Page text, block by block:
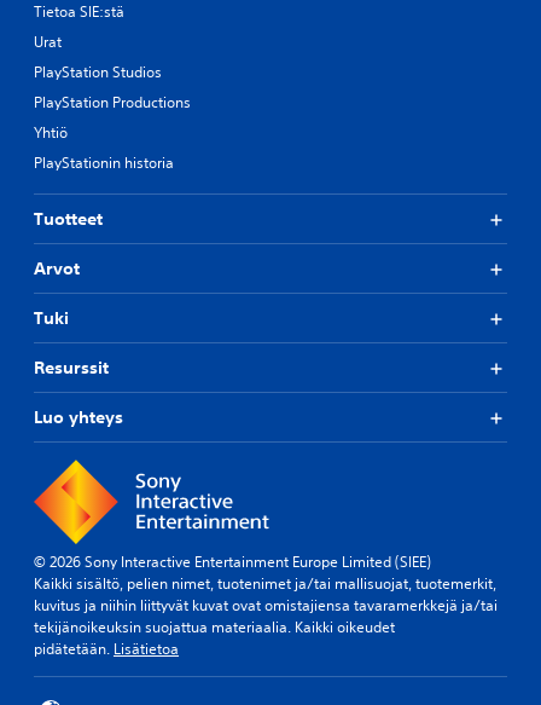
Tietoa SIE:stä
Urat
PlayStation Studios
PlayStation Productions
Yhtiö
PlayStationin historia
Tuotteet
Arvot
Tuki
Resurssit
Luo yhteys
© 2026 Sony Interactive Entertainment Europe Limited (SIEE)
Kaikki sisältö, pelien nimet, tuotenimet ja/tai mallisuojat, tuotemerkit,
kuvitus ja niihin liittyvät kuvat ovat omistajiensa tavaramerkkejä ja/tai
tekijänoikeuksin suojattua materiaalia. Kaikki oikeudet
pidätetään. Lisätietoa